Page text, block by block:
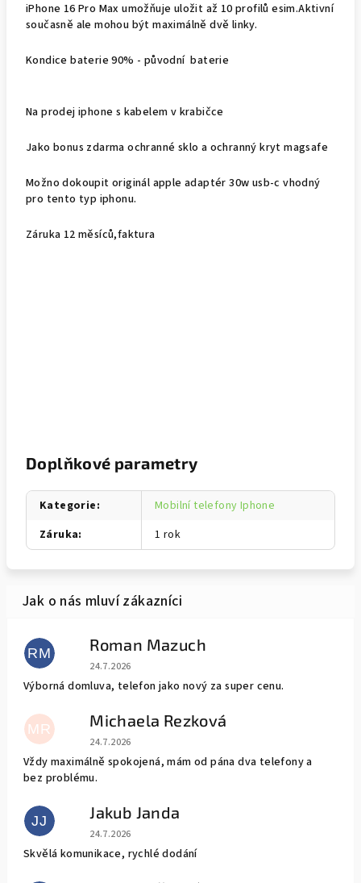
iPhone 16 Pro Max umožňuje uložit až 10 profilů esim.Aktivní
současně ale mohou být maximálnědvě linky.
Kondice baterie 90% - původní baterie
Na prodej iphone s kabelem v krabičce
Jako bonus zdarma ochranné sklo a ochranný kryt magsafe
Možno dokoupit originál apple adaptér 30w usb-c vhodný
pro tento typ iphonu.
Záruka 12 měsíců,faktura
Doplňkové parametry
Kategorie:
Mobilní telefony Iphone
Záruka: 1 rok
RM Roman Mazuch
Hodnocení obchodu je 5 z 5 hvězdiček.
24.7.2026
Výborná domluva, telefon jako nový za super cenu.
MR Michaela Rezková
Hodnocení obchodu je 5 z 5 hvězdiček.
24.7.2026
Vždy maximálně spokojená, mám od pána dva telefony a
bez problému.
JJ Jakub Janda
Hodnocení obchodu je 5 z 5 hvězdiček.
24.7.2026
Skvělá komunikace, rychlé dodání